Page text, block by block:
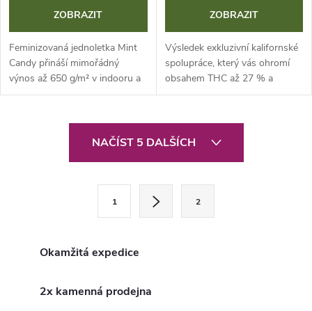
ZOBRAZIT
Feminizovaná jednoletka Mint
Candy přináší mimořádný
výnos až 650 g/m² v indooru a
podmanivý mátovo-sušenkový
s vysokým obsahem THC (26-
ZOBRAZIT
Výsledek exkluzivní kalifornské
spolupráce, který vás ohromí
obsahem THC až 27 % a
gurmánským aroma. Tento
Cheese Cake nabízí extrémní
venkovní...
NAČÍST 5 DALŠÍCH
1 2
Okamžitá expedice
2x kamenná prodejna